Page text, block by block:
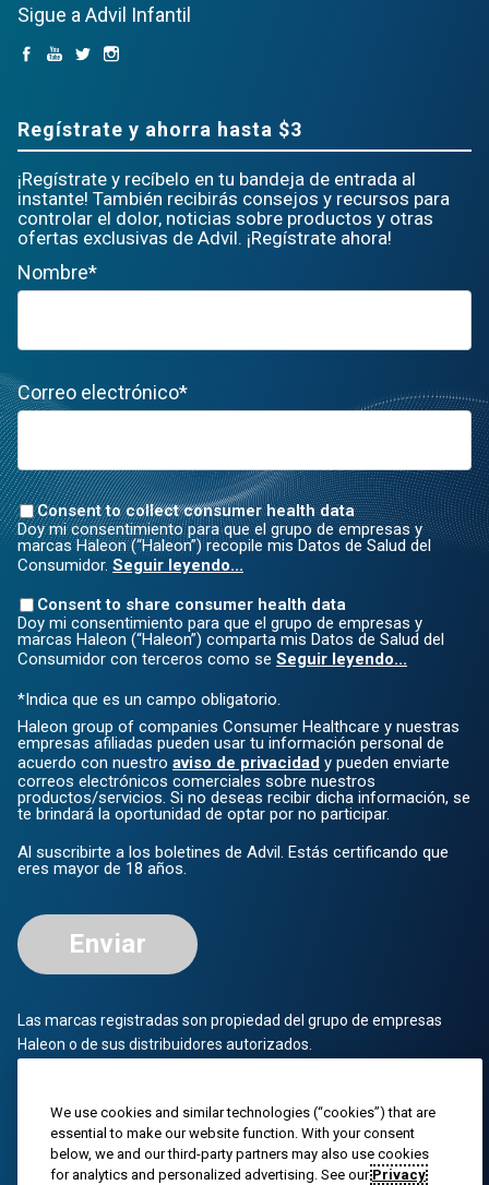
Sigue a Advil Infantil
Regístrate y ahorra hasta $3
¡Regístrate y recíbelo en tu bandeja de entrada al
instante! También recibirás consejos y recursos para
controlar el dolor, noticias sobre productos y otras
ofertas exclusivas de Advil. ¡Regístrate ahora!
Nombre*
Correo electrónico*
Consent to collect consumer health data
Doy mi consentimiento para que el grupo de empresas y
marcas Haleon (“Haleon”) recopile mis Datos de Salud del
Consumidor. Seguir leyendo...
Consent to share consumer health data
Doy mi consentimiento para que el grupo de empresas y
marcas Haleon (“Haleon”) comparta mis Datos de Salud del
Consumidor con terceros como se Seguir leyendo...
*Indica que es un campo obligatorio.
Haleon group of companies Consumer Healthcare y nuestras
empresas afiliadas pueden usar tu información personal de
acuerdo con nuestro aviso de privacidad y pueden enviarte
correos electrónicos comerciales sobre nuestros
productos/servicios. Si no deseas recibir dicha información, se
te brindará la oportunidad de optar por no participar.
Al suscribirte a los boletines de Advil. Estás certificando que
eres mayor de 18 años.
Enviar
Las marcas registradas son propiedad del grupo de empresas
Haleon o de sus distribuidores autorizados.
Todos los derechos reservados. El contenido de este sitio web
está destinado únicamente al público estadounidense.
PM-US-ADV-25-00025
We use cookies and similar technologies (“cookies”) that are
essential to make our website function. With your consent
below, we and our third-party partners may also use cookies
for analytics and personalized advertising. See ourPrivacy